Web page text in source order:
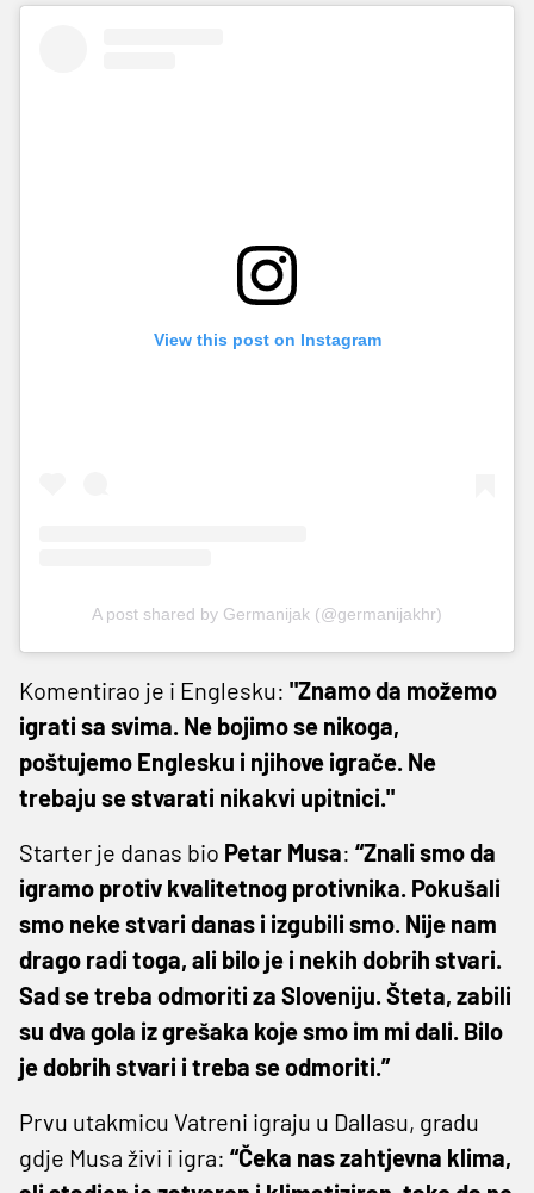
View this post on Instagram
A post shared by Germanijak (@germanijakhr)
Komentirao je i Englesku: "Znamo da možemo
igrati sa svima. Ne bojimo se nikoga,
poštujemo Englesku i njihove igrače. Ne
trebaju se stvarati nikakvi upitnici."
Starter je danas bio Petar Musa: “Znali smo da
igramo protiv kvalitetnog protivnika. Pokušali
smo neke stvari danas i izgubili smo. Nije nam
drago radi toga, ali bilo je i nekih dobrih stvari.
Sad se treba odmoriti za Sloveniju. Šteta, zabili
su dva gola iz grešaka koje smo im mi dali. Bilo
je dobrih stvari i treba se odmoriti.”
Prvu utakmicu Vatreni igraju u Dallasu, gradu
gdje Musa živi i igra: “Čeka nas zahtjevna klima,